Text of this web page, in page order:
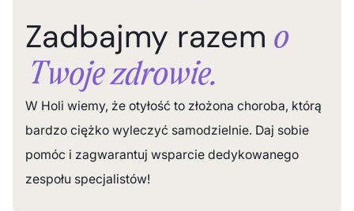
Zadbajmy razemo
Twoje zdrowie.
W Holi wiemy, że otyłość to złożona choroba, którą
bardzo ciężko wyleczyć samodzielnie. Daj sobie
pomóc i zagwarantuj wsparcie dedykowanego
zespołu specjalistów!